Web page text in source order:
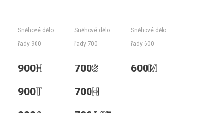
Sněhové dělo
řady 900
900H
900T
Sněhové dělo
řady 700
700S
700H
Sněhové dělo
řady 600
600M
900